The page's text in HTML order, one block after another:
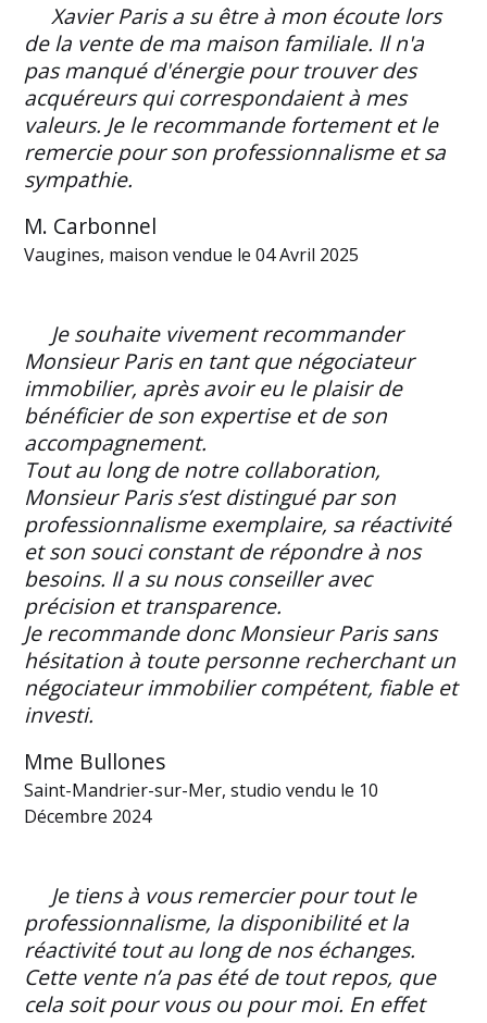
Xavier Paris a su être à mon écoute lors
de la vente de ma maison familiale. Il n'a
pas manqué d'énergie pour trouver des
acquéreurs qui correspondaient à mes
valeurs. Je le recommande fortement et le
remercie pour son professionnalisme et sa
sympathie.
M. Carbonnel
Vaugines, maison vendue le 04 Avril 2025
Je souhaite vivement recommander
Monsieur Paris en tant que négociateur
immobilier, après avoir eu le plaisir de
bénéficier de son expertise et de son
accompagnement.
Tout au long de notre collaboration,
Monsieur Paris s’est distingué par son
professionnalisme exemplaire, sa réactivité
et son souci constant de répondre à nos
besoins. Il a su nous conseiller avec
précision et transparence.
Je recommande donc Monsieur Paris sans
hésitation à toute personne recherchant un
négociateur immobilier compétent, fiable et
investi.
Mme Bullones
Saint-Mandrier-sur-Mer, studio vendu le 10
Décembre 2024
Je tiens à vous remercier pour tout le
professionnalisme, la disponibilité et la
réactivité tout au long de nos échanges.
Cette vente n’a pas été de tout repos, que
cela soit pour vous ou pour moi. En effet